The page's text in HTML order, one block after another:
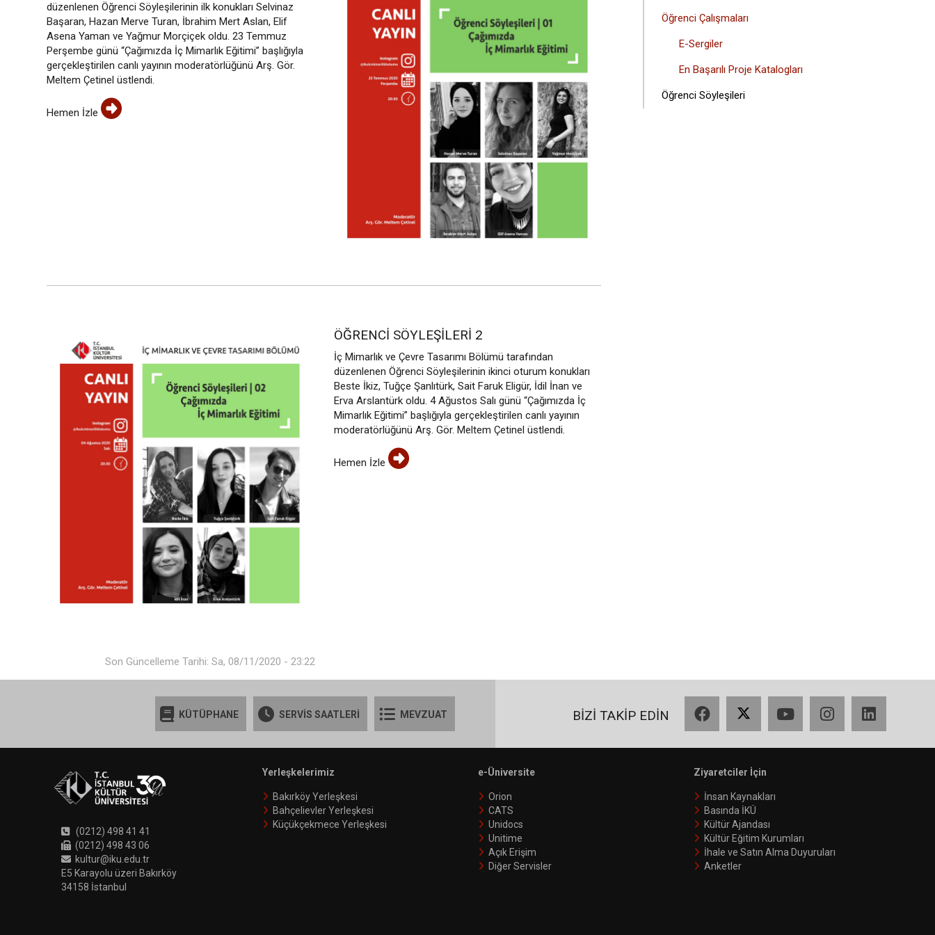
düzenlenen Öğrenci Söyleşilerinin ilk konukları Selvinaz
Başaran, Hazan Merve Turan, İbrahim Mert Aslan, Elif
Asena Yaman ve Yağmur Morçiçek oldu. 23 Temmuz
Perşembe günü “Çağımızda İç Mimarlık Eğitimi” başlığıyla
gerçekleştirilen canlı yayının moderatörlüğünü Arş. Gör.
Meltem Çetinel üstlendi.
Hemen İzle
ÖĞRENCI SÖYLEŞILERI 2
İç Mimarlık ve Çevre Tasarımı Bölümü tarafından
düzenlenen Öğrenci Söyleşilerinin ikinci oturum konukları
Beste İkiz, Tuğçe Şanlıtürk, Sait Faruk Eligür, İdil İnan ve
Erva Arslantürk oldu. 4 Ağustos Salı günü “Çağımızda İç
Mimarlık Eğitimi” başlığıyla gerçekleştirilen canlı yayının
moderatörlüğünü Arş. Gör. Meltem Çetinel üstlendi.
Hemen İzle
Öğrenci Çalışmaları
E-Sergiler
En Başarılı Proje Katalogları
Öğrenci Söyleşileri
Son Güncelleme Tarihi: Sa, 08/11/2020 - 23:22
KÜTÜPHANE SERVİS SAATLERİ MEVZUAT BİZİ TAKİP EDİN
(0212) 498 41 41
(0212) 498 43 06
kultur@iku.edu.tr
E5 Karayolu üzeri Bakırköy
34158 İstanbul
Yerleşkelerimiz
Bakırköy Yerleşkesi
Bahçelievler Yerleşkesi
Küçükçekmece Yerleşkesi
e-Üniversite
Orion
CATS
Unidocs
Unitime
Açık Erişim
Diğer Servisler
Ziyaretciler İçin
İnsan Kaynakları
Basında İKÜ
Kültür Ajandası
Kültür Eğitim Kurumları
İhale ve Satın Alma Duyuruları
Anketler